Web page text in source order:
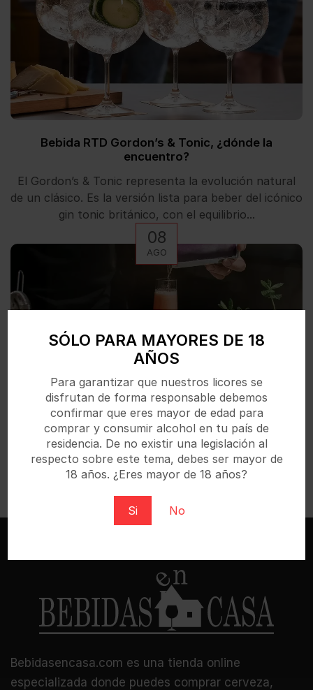
SÓLO PARA MAYORES DE 18
AÑOS
Para garantizar que nuestros licores se
disfrutan de forma responsable debemos
confirmar que eres mayor de edad para
comprar y consumir alcohol en tu país de
residencia. De no existir una legislación al
respecto sobre este tema, debes ser mayor de
18 años. ¿Eres mayor de 18 años?
Si No
Bebida RTD Gordon’s & Tonic, ¿dónde la
encuentro?
El Gordon’s & Tonic representa la evolución natural
de un clásico. Es la versión lista para beber del icónico
gin tonic británico, con el equilibrio...
08
AGO
Los mejores cócteles RTD y RTS para llevar a la
playa
Cuando llega el verano, pocas cosas apetecen más
para desconectar. Y entre la sombrilla, la...
Bebidasencasa.com es una tienda online
especializada donde puedes comprar cerveza,